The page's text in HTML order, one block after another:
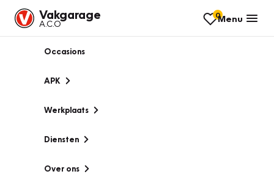
Vakgarage
A.C.O
0Menu
Occasions
APK
Werkplaats
Diensten
Over ons